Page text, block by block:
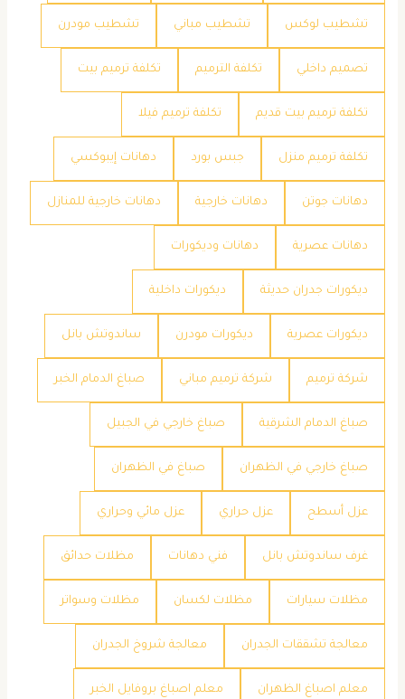
تشطيب لوكس تشطيب مباني تشطيب مودرن
تصميم داخلي تكلفة الترميم تكلفة ترميم بيت
تكلفة ترميم بيت قديم تكلفة ترميم فيلا
تكلفة ترميم منزل جبس بورد دهانات إيبوكسي
دهانات جوتن دهانات خارجية دهانات خارجية للمنازل
دهانات عصرية دهانات وديكورات
ديكورات جدران حديثة ديكورات داخلية
ديكورات عصرية ديكورات مودرن ساندوتش بانل
شركة ترميم شركة ترميم مباني صباغ الدمام الخبر
صباغ الدمام الشرقية صباغ خارجي في الجبيل
صباغ خارجي في الظهران صباغ في الظهران
عزل أسطح عزل حراري عزل مائي وحراري
غرف ساندوتش بانل فني دهانات مظلات حدائق
مظلات سيارات مظلات لكسان مظلات وسواتر
معالجة تشققات الجدران معالجة شروخ الجدران
معلم اصباغ الظهران معلم اصباغ بروفايل الخبر